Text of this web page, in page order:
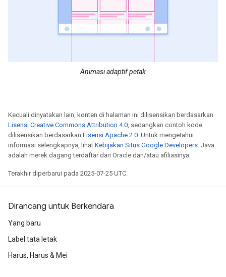
Animasi adaptif petak
Kecuali dinyatakan lain, konten di halaman ini dilisensikan berdasarkan
Lisensi Creative Commons Attribution 4.0 , sedangkan contoh kode
dilisensikan berdasarkan Lisensi Apache 2.0 . Untuk mengetahui
informasi selengkapnya, lihat Kebijakan Situs Google Developers . Java
adalah merek dagang terdaftar dari Oracle dan/atau afiliasinya.
Terakhir diperbarui pada 2025-07-25 UTC.
Dirancang untuk Berkendara
Yang baru
Label tata letak
Harus, Harus & Mei